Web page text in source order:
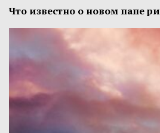
Что известно о новом папе